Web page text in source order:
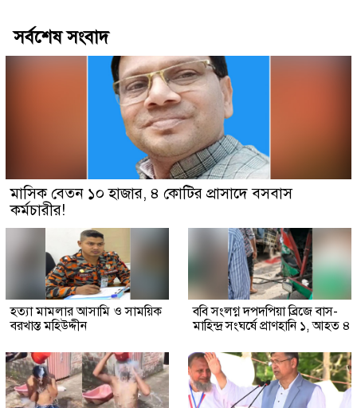
সর্বশেষ সংবাদ
মাসিক বেতন ১০ হাজার, ৪ কোটির প্রাসাদে বসবাস
কর্মচারীর!
হত্যা মামলার আসামি ও সাময়িক
বরখাস্ত মহিউদ্দীন
ববি সংলগ্ন দপদপিয়া ব্রিজে বাস-
মাহিন্দ্র সংঘর্ষে প্রাণহানি ১, আহত ৪